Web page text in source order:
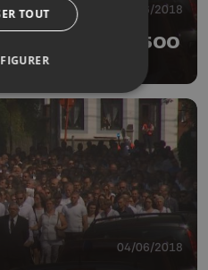
04/06/2018
Cyril: entre 500
présentes
04/06/2018
TOUT